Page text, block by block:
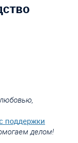
поддержки
делом!